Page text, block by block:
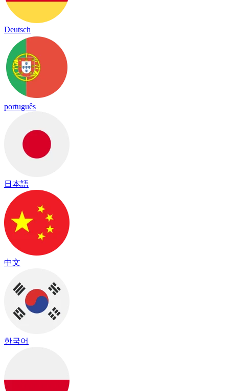
Deutsch
português
日本語
中文
한국어